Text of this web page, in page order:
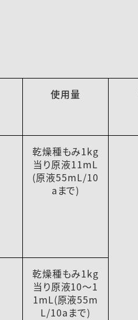
使用量
乾燥種もみ1kg
当り原液11mL
(原液55mL/10
aまで)
乾燥種もみ1kg
当り原液10～1
1mL(原液55m
L/10aまで)